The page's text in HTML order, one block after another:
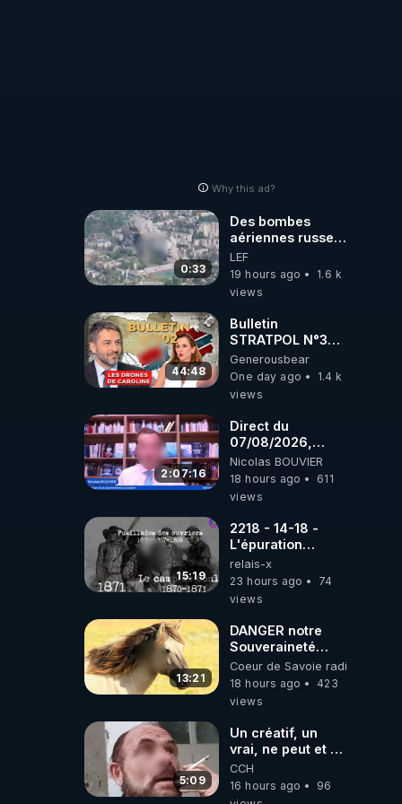
Why this ad?
0:33
Des bombes
aériennes russes
anéantissent les
centres de
contrôle de
brigades
ukrainienne
LEF
19 hours ago
1.6 k
views
44:48
Bulletin
STRATPOL N°302.
Armée des
drones, MS-21 en
série, missiles
07.08.2026.
Generousbear
One day ago
1.4 k
views
2:07:16
Direct du
07/08/2026,
présenté par
Nicolas BOUVIER
Nicolas BOUVIER
18 hours ago
611
views
15:19
2218 - 14-18 -
L'épuration
républicaine
organisée par les
frères de la
relais-x
23 hours ago
74
views
13:21
DANGER notre
Souveraineté
Alimentaire est
attaqué...
Coeur de Savoie radioweb TV
18 hours ago
423
views
5:09
Un créatif, un
vrai, ne peut et ne
doit pas faire
appel à
l'intelligence
CCH
16 hours ago
96